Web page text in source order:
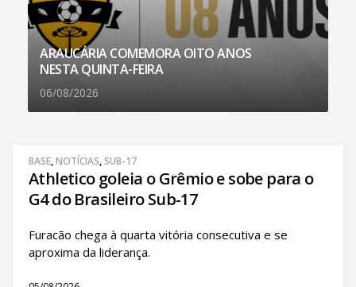
ARAUCÁRIA COMEMORA OITO ANOS
NESTA QUINTA-FEIRA
06/08/2026
BASE,NOTÍCIAS,SUB-17
Athletico goleia o Grêmio e sobe para o
G4 do Brasileiro Sub-17
Furacão chega à quarta vitória consecutiva e se
aproxima da liderança.